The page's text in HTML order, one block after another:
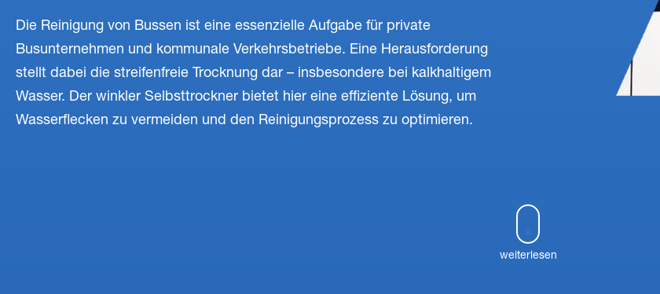
Die Reinigung von Bussen ist eine essenzielle Aufgabe für private
Busunternehmen und kommunale Verkehrsbetriebe. Eine Herausforderung
stellt dabei die streifenfreie Trocknung dar – insbesondere bei kalkhaltigem
Wasser. Der winkler Selbsttrockner bietet hier eine effiziente Lösung, um
Wasserflecken zu vermeiden und den Reinigungsprozess zu optimieren.
weiterlesen